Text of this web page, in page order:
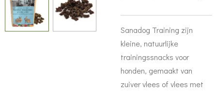
Sanadog Training zijn
kleine, natuurlijke
trainingssnacks voor
honden, gemaakt van
zuiver vlees of vlees met